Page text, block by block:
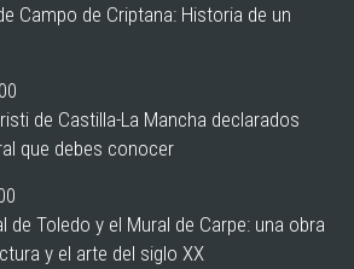
Campo de Criptana: Historia de un
de Castilla-La Mancha declarados
que debes conocer
de Toledo y el Mural de Carpe: una obra
y el arte del siglo XX